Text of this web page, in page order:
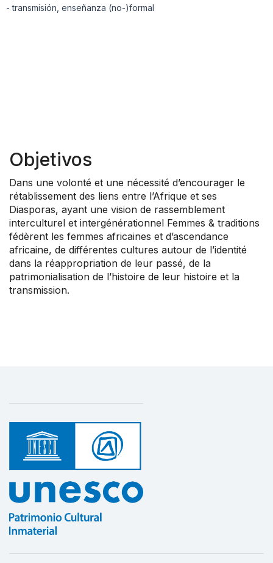
- transmisión, enseñanza (no-)formal
Objetivos
Dans une volonté et une nécessité d’encourager le
rétablissement des liens entre l’Afrique et ses
Diasporas, ayant une vision de rassemblement
interculturel et intergénérationnel Femmes & traditions
fédèrent les femmes africaines et d’ascendance
africaine, de différentes cultures autour de l’identité
dans la réappropriation de leur passé, de la
patrimonialisation de l’histoire de leur histoire et la
transmission.